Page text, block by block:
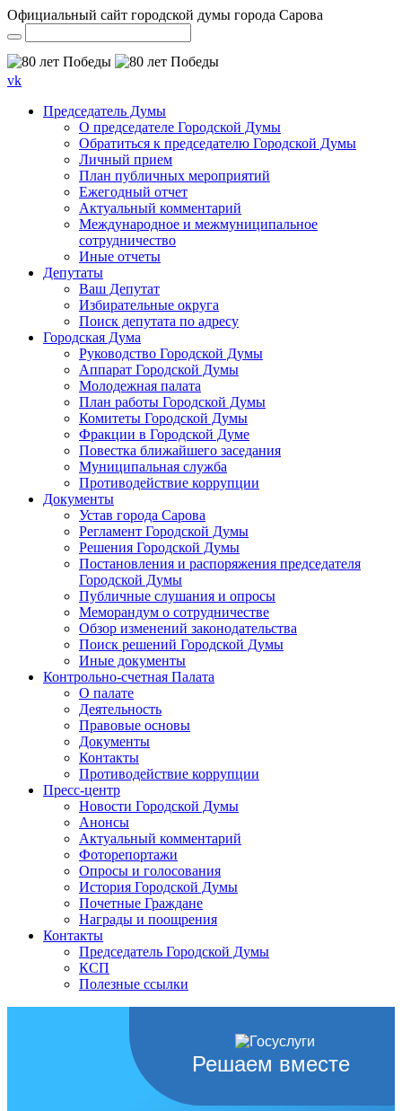
Официальный сайт городской думы города Сарова
vk
Председатель Думы
О председателе Городской Думы
Обратиться к председателю Городской Думы
Личный прием
План публичных мероприятий
Ежегодный отчет
Актуальный комментарий
Международное и межмуниципальное
сотрудничество
Иные отчеты
Депутаты
Ваш Депутат
Избирательные округа
Поиск депутата по адресу
Городская Дума
Руководство Городской Думы
Аппарат Городской Думы
Молодежная палата
План работы Городской Думы
Комитеты Городской Думы
Фракции в Городской Думе
Повестка ближайшего заседания
Муниципальная служба
Противодействие коррупции
Документы
Устав города Сарова
Регламент Городской Думы
Решения Городской Думы
Постановления и распоряжения председателя
Городской Думы
Публичные слушания и опросы
Меморандум о сотрудничестве
Обзор изменений законодательства
Поиск решений Городской Думы
Иные документы
Контрольно-счетная Палата
О палате
Деятельность
Правовые основы
Документы
Контакты
Противодействие коррупции
Пресс-центр
Новости Городской Думы
Анонсы
Актуальный комментарий
Фоторепортажи
Опросы и голосования
История Городской Думы
Почетные Граждане
Награды и поощрения
Контакты
Председатель Городской Думы
КСП
Полезные ссылки
Решаем вместе